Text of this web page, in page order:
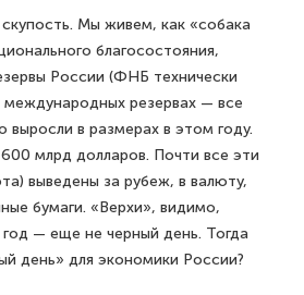
Мы живем, как «собака
благосостояния,
России (ФНБ технически
международных резервах — все
выросли в размерах в этом году.
млрд долларов. Почти все эти
выведены за рубеж, в валюту,
бумаги. «Верхи», видимо,
— еще не черный день. Тогда
день» для экономики России?